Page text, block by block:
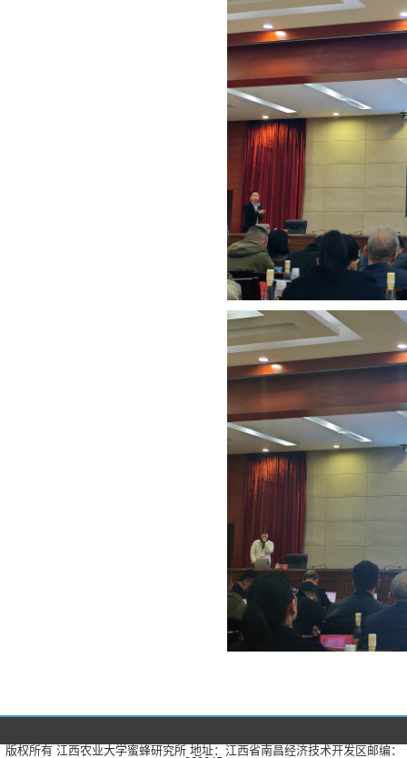
版权所有 江西农业大学蜜蜂研究所 地址：江西省南昌经济技术开发区邮编：